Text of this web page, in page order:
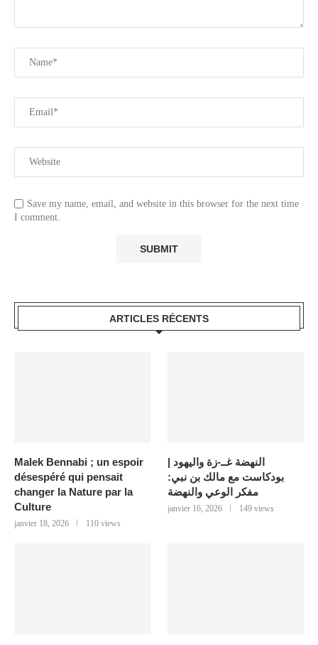
Save my name, email, and website in this browser for the next time
I comment.
ARTICLES RÉCENTS
Malek Bennabi ; un espoir
désespéré qui pensait
changer la Nature par la
Culture
janvier 18, 2026 110 views
النهضة غــ-زة واليهود |
بودكاست مع مالك بن نبي:
مفكر الوعي والنهضة
janvier 16, 2026 149 views